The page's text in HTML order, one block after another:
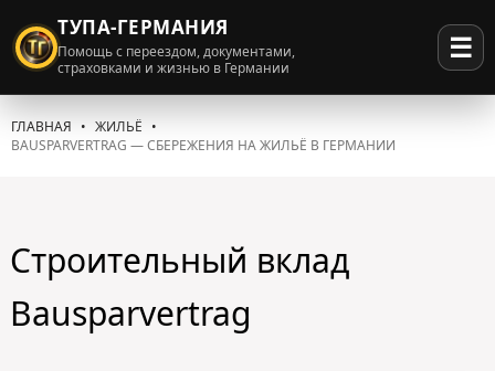
ТУПА-ГЕРМАНИЯ
Помощь с переездом, документами,
страховками и жизнью в Германии
☰
ГЛАВНАЯ
ЖИЛЬЁ
BAUSPARVERTRAG — СБЕРЕЖЕНИЯ НА ЖИЛЬЁ В ГЕРМАНИИ
Строительный вклад
Bausparvertrag